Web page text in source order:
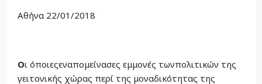
Αθήνα 22/01/2018
Οι όποιεςεναπομείνασες εμμονές τωνπολιτικών της
γειτονικής χώρας περί της μοναδικότητας της